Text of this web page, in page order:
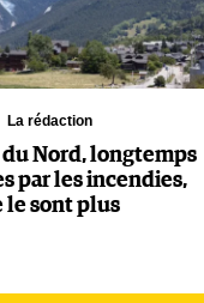
La rédaction
Nord, longtemps
par les incendies,
le sont plus